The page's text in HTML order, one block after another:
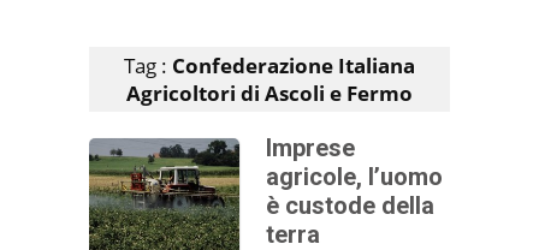
Tag : Confederazione Italiana
Agricoltori di Ascoli e Fermo
Imprese
agricole, l’uomo
è custode della
terra